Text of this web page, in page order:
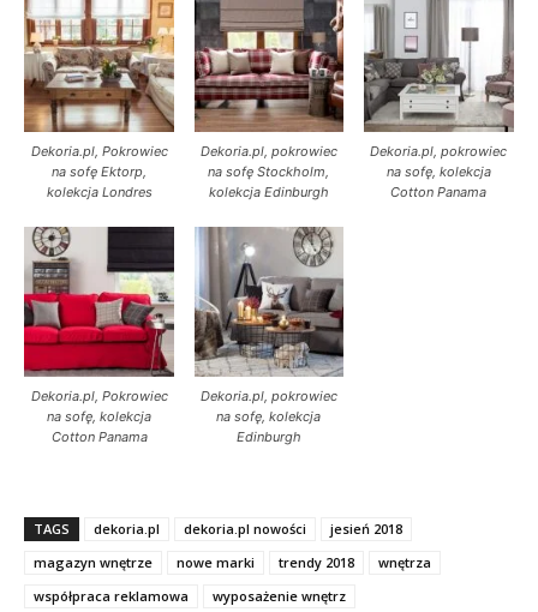
Dekoria.pl, Pokrowiec
na sofę Ektorp,
kolekcja Londres
Dekoria.pl, pokrowiec
na sofę Stockholm,
kolekcja Edinburgh
Dekoria.pl, pokrowiec
na sofę, kolekcja
Cotton Panama
Dekoria.pl, Pokrowiec
na sofę, kolekcja
Cotton Panama
Dekoria.pl, pokrowiec
na sofę, kolekcja
Edinburgh
TAGS dekoria.pl dekoria.pl nowości
jesień 2018
magazyn wnętrze
nowe marki trendy 2018
wnętrza
współpraca reklamowa
wyposażenie wnętrz